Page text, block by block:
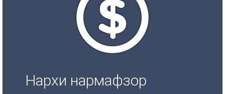
Нархи нармафзор